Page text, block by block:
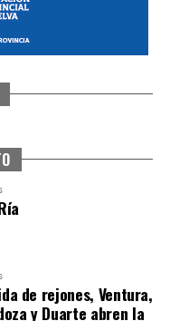
COLOMBINAS
de rejones, Ventura,
y Duarte abren la